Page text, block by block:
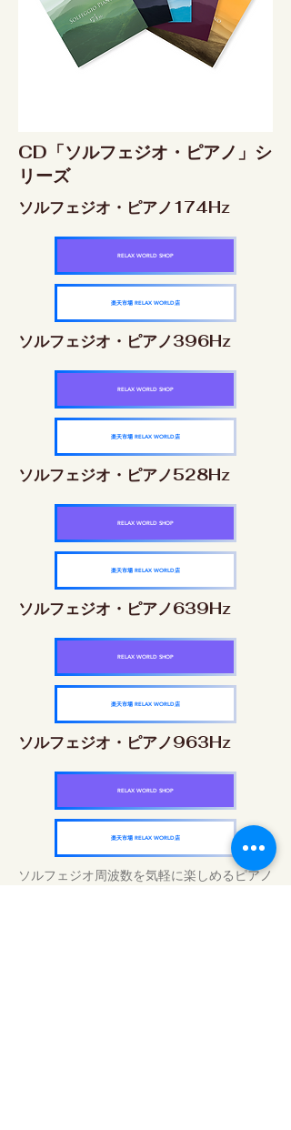
CD「ソルフェジオ・ピアノ」シ
リーズ
ソルフェジオ・ピアノ174Hz
RELAX WORLD SHOP
楽天市場 RELAX WORLD店
ソルフェジオ・ピアノ396Hz
RELAX WORLD SHOP
楽天市場 RELAX WORLD店
ソルフェジオ・ピアノ528Hz
RELAX WORLD SHOP
楽天市場 RELAX WORLD店
ソルフェジオ・ピアノ639Hz
RELAX WORLD SHOP
楽天市場 RELAX WORLD店
ソルフェジオ・ピアノ963Hz
RELAX WORLD SHOP
楽天市場 RELAX WORLD店
ソルフェジオ周波数を気軽に楽しめるピアノ